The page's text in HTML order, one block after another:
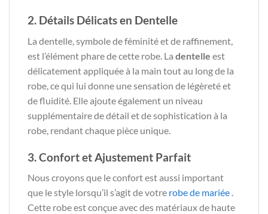
2. Détails Délicats en Dentelle
La dentelle, symbole de féminité et de raffinement,
est l’élément phare de cette robe. La dentelle est
délicatement appliquée à la main tout au long de la
robe, ce qui lui donne une sensation de légèreté et
de fluidité. Elle ajoute également un niveau
supplémentaire de détail et de sophistication à la
robe, rendant chaque pièce unique.
3. Confort et Ajustement Parfait
Nous croyons que le confort est aussi important
que le style lorsqu’il s’agit de votre robe de mariée .
Cette robe est conçue avec des matériaux de haute